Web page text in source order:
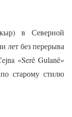
в Северной
лет без перерыва
ejna «SerêGulanê»
старому стилю